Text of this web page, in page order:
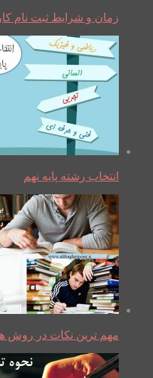
زمان و شرایط ثبت نام
انتخاب رشته پایه نهم
مهم ترین نکات در روش